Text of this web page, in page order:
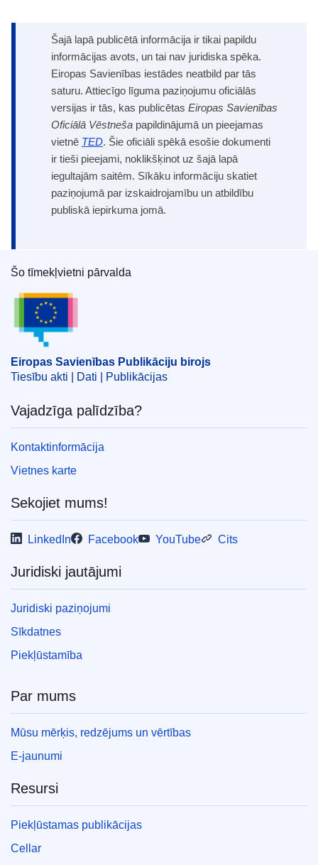
Šajā lapā publicētā informācija ir tikai papildu
informācijas avots, un tai nav juridiska spēka.
Eiropas Savienības iestādes neatbild par tās
saturu. Attiecīgo līguma paziņojumu oficiālās
versijas ir tās, kas publicētas Eiropas Savienības
Oficiālā Vēstneša papildinājumā un pieejamas
vietnē TED. Šie oficiāli spēkā esošie dokumenti
ir tieši pieejami, noklikšķinot uz šajā lapā
iegultajām saitēm. Sīkāku informāciju skatiet
paziņojumā par izskaidrojamību un atbildību
publiskā iepirkuma jomā.
Eiropas Savienības Publikāciju birojs
Šo tīmekļvietni pārvalda
Eiropas Savienības Publikāciju birojs
Tiesību akti | Dati | Publikācijas
Vajadzīga palīdzība?
Kontaktinformācija
Vietnes karte
Sekojiet mums!
LinkedIn Facebook YouTube Cits
Juridiski jautājumi
Juridiski paziņojumi
Sīkdatnes
Piekļūstamība
Par mums
Mūsu mērķis, redzējums un vērtības
E-jaunumi
Resursi
Piekļūstamas publikācijas
Cellar